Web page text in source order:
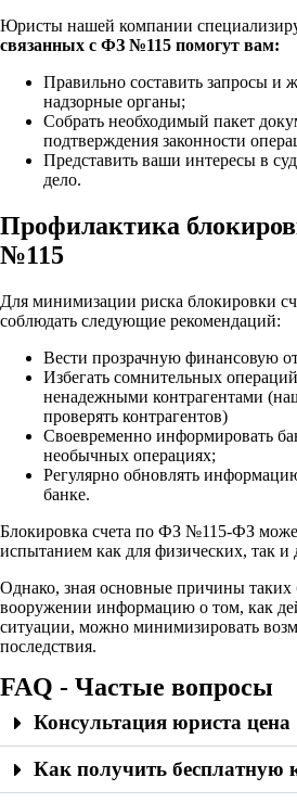
Юристы нашей компании
связанных с ФЗ №115 помогут вам:
Правильно составить запросы и
надзорные органы;
Собрать необходимый пакет
подтверждения законности
Представить ваши интересы в
дело.
Профилактика
№115
Для минимизации риска блокировки
соблюдать следующие рекомендаций:
Вести прозрачную финансовую
Избегать сомнительных
ненадежными контрагентами
проверять контрагентов)
Своевременно информировать
необычных операциях;
Регулярно обновлять
банке.
Блокировка счета по ФЗ №115-ФЗ
испытанием как для физических, так
Однако, зная основные причины таких
вооружении информацию о том, как
ситуации, можно минимизировать
последствия.
FAQ - Частые вопросы
Консультация юриста цена
Как получить бесплатную